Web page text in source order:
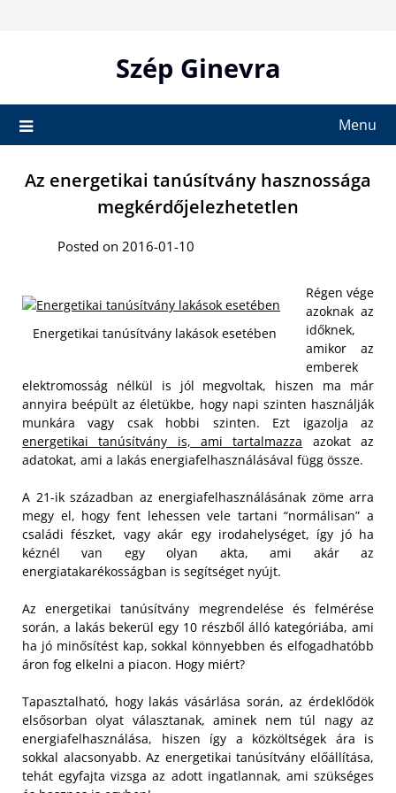
Szép Ginevra
Menu
Az energetikai tanúsítvány hasznossága
megkérdőjelezhetetlen
Posted on 2016-01-10
Energetikai tanúsítvány lakások esetében
Régen vége
azoknak az
időknek,
amikor az
emberek
elektromosság nélkül is jól megvoltak, hiszen ma már
annyira beépült az életükbe, hogy napi szinten használják
munkára vagy csak hobbi szinten. Ezt igazolja az
energetikai tanúsítvány is, ami tartalmazza azokat az
adatokat, ami a lakás energiafelhasználásával függ össze.
A 21-ik században az energiafelhasználásának zöme arra
megy el, hogy fent lehessen vele tartani “normálisan” a
családi fészket, vagy akár egy irodahelységet, így jó ha
kéznél van egy olyan akta, ami akár az
energiatakarékosságban is segítséget nyújt.
Az energetikai tanúsítvány megrendelése és felmérése
során, a lakás bekerül egy 10 részből álló kategóriába, ami
ha jó minősítést kap, sokkal könnyebben és elfogadhatóbb
áron fog elkelni a piacon. Hogy miért?
Tapasztalható, hogy lakás vásárlása során, az érdeklődök
elsősorban olyat választanak, aminek nem túl nagy az
energiafelhasználása, hiszen így a közköltségek ára is
sokkal alacsonyabb. Az energetikai tanúsítvány előállítása,
tehát egyfajta vizsga az adott ingatlannak, ami szükséges